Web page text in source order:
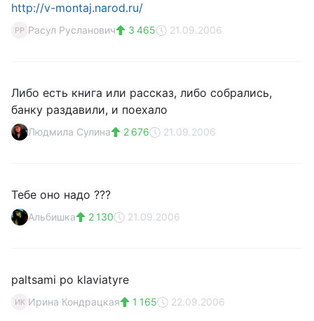
http://v-montaj.narod.ru/
РР Расул Русланович 3 465 21.09.2006
Либо есть книга или рассказ, либо собрались,
банку раздавили, и поехало
Людмила Сулина 2 676 21.09.2006
Тебе оно надо ???
Альбишка 2 130 21.09.2006
paltsami po klaviatyre
ИК Ирина Кондрацкая 1 165 22.09.2006